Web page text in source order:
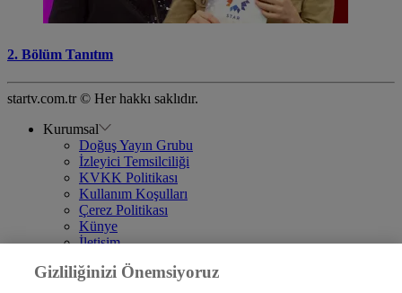
2. Bölüm Tanıtım
startv.com.tr © Her hakkı saklıdır.
Kurumsal
Doğuş Yayın Grubu
İzleyici Temsilciliği
KVKK Politikası
Kullanım Koşulları
Çerez Politikası
Künye
İletişim
DYG Televizyonlar
Gizliliğinizi Önemsiyoruz